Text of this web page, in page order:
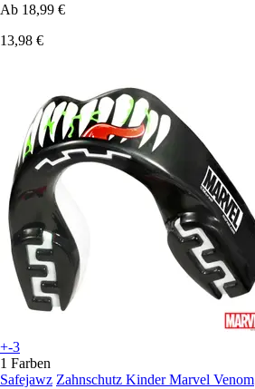
Ab 18,99 €
13,98 €
+-3
1 Farben
Safejawz Zahnschutz Kinder Marvel Venom